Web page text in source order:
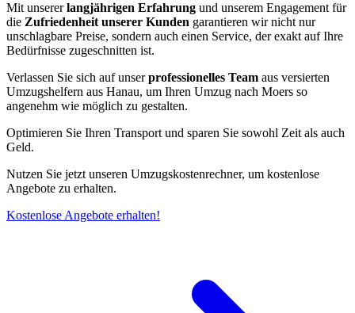
Mit unsererlangjährigen Erfahrung und unserem Engagement für
die Zufriedenheit unserer Kunden garantieren wir nicht nur
unschlagbare Preise, sondern auch einen Service, der exakt auf Ihre
Bedürfnisse zugeschnitten ist.
Verlassen Sie sich auf unserprofessionelles Team aus versierten
Umzugshelfern aus Hanau, um Ihren Umzug nach Moers so
angenehm wie möglich zu gestalten.
Optimieren Sie Ihren Transport und sparen Sie sowohl Zeit als auch
Geld.
Nutzen Sie jetzt unseren Umzugskostenrechner, um kostenlose
Angebote zu erhalten.
Kostenlose Angebote erhalten!